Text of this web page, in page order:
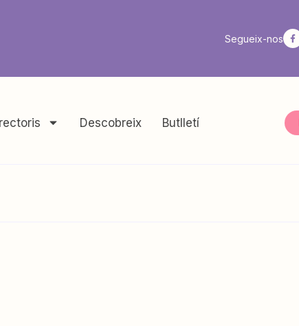
Segueix-nos
Descobreix Butlletí